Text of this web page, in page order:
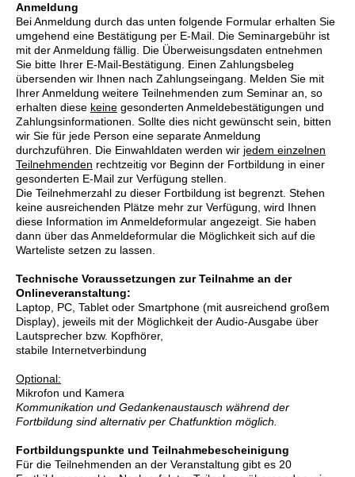
Anmeldung
Bei Anmeldung durch das unten folgende Formular erhalten Sie
umgehend eine Bestätigung per E-Mail. Die Seminargebühr ist
mit der Anmeldung fällig. Die Überweisungsdaten entnehmen
Sie bitte Ihrer E-Mail-Bestätigung. Einen Zahlungsbeleg
übersenden wir Ihnen nach Zahlungseingang. Melden Sie mit
Ihrer Anmeldung weitere Teilnehmenden zum Seminar an, so
erhalten diese keine gesonderten Anmeldebestätigungen und
Zahlungsinformationen. Sollte dies nicht gewünscht sein, bitten
wir Sie für jede Person eine separate Anmeldung
durchzuführen. Die Einwahldaten werden wir jedem einzelnen
Teilnehmenden rechtzeitig vor Beginn der Fortbildung in einer
gesonderten E-Mail zur Verfügung stellen.
Die Teilnehmerzahl zu dieser Fortbildung ist begrenzt. Stehen
keine ausreichenden Plätze mehr zur Verfügung, wird Ihnen
diese Information im Anmeldeformular angezeigt. Sie haben
dann über das Anmeldeformular die Möglichkeit sich auf die
Warteliste setzen zu lassen.
Technische Voraussetzungen zur Teilnahme an der
Onlineveranstaltung:
Laptop, PC, Tablet oder Smartphone (mit ausreichend großem
Display), jeweils mit der Möglichkeit der Audio-Ausgabe über
Lautsprecher bzw. Kopfhörer,
stabile Internetverbindung
Optional:
Mikrofon und Kamera
Kommunikation und Gedankenaustausch während der
Fortbildung sind alternativ per Chatfunktion möglich.
Fortbildungspunkte und Teilnahmebescheinigung
Für die Teilnehmenden an der Veranstaltung gibt es 20